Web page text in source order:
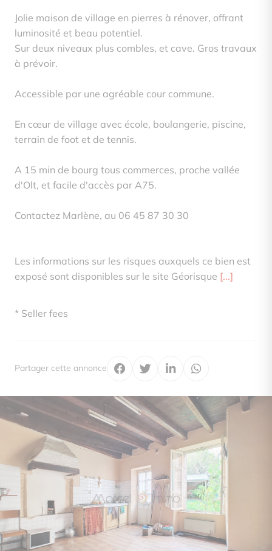
Jolie maison de village en pierres à rénover, offrant
luminosité et beau potentiel.
Sur deux niveaux plus combles, et cave. Gros travaux
à prévoir.
Accessible par une agréable cour commune.
En cœur de village avec école, boulangerie, piscine,
terrain de foot et de tennis.
A 15 min de bourg tous commerces, proche vallée
d'Olt, et facile d'accès par A75.
Contactez Marlène, au 06 45 87 30 30
Les informations sur les risques auxquels ce bien est
exposé sont disponibles sur le site Géorisque [...]
* Seller fees
Partager cette annonce